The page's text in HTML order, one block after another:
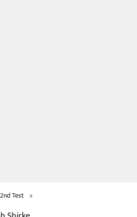
Test x